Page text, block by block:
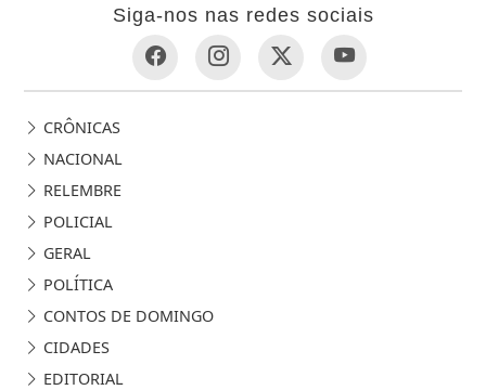
Siga-nos nas redes sociais
CRÔNICAS
NACIONAL
RELEMBRE
POLICIAL
GERAL
POLÍTICA
CONTOS DE DOMINGO
CIDADES
EDITORIAL